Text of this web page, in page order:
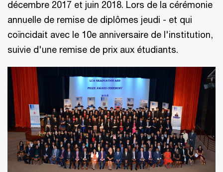
décembre 2017 et juin 2018. Lors de la cérémonie
annuelle de remise de diplômes jeudi - et qui
coïncidait avec le 10e anniversaire de l'ins­titution,
suivie d'une remise de prix aux étudiants.